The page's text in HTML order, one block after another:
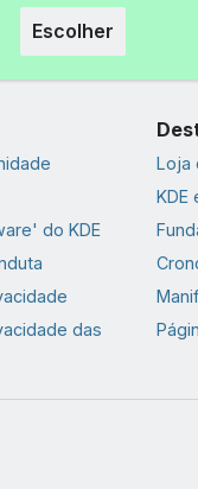
Escolher
do KDE
das
Loja
KDE